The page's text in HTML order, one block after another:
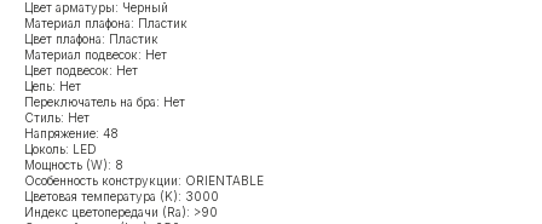
Цвет арматуры: Черный
Материал плафона: Пластик
Цвет плафона: Пластик
Материал подвесок: Нет
Цвет подвесок: Нет
Цепь: Нет
Переключатель на бра: Нет
Стиль: Нет
Напряжение: 48
Цоколь: LED
Мощность (W): 8
Особенность конструкции: ORIENTABLE
Цветовая температура (K): 3000
Индекс цветопередачи (Ra): >90